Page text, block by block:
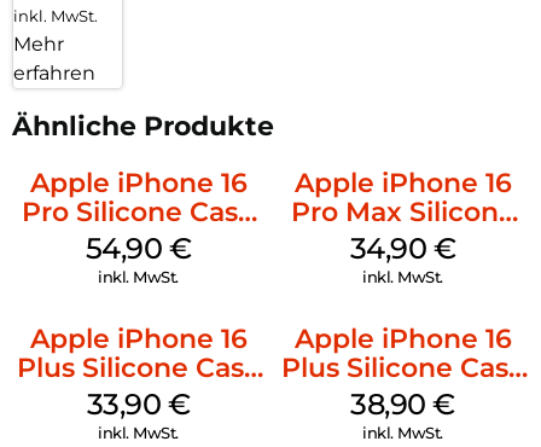
inkl. MwSt.
Mehr
erfahren
Ähnliche Produkte
Apple iPhone 16
Pro Silicone Case
MagSafe Black
54,90 €
inkl. MwSt.
Apple iPhone 16
Pro Max Silicone
Case MagSafe
Denim
34,90 €
inkl. MwSt.
Apple iPhone 16
Plus Silicone Case
MagSafe Lake
Green
33,90 €
inkl. MwSt.
Apple iPhone 16
Plus Silicone Case
MagSafe Denim
38,90€
inkl. MwSt.